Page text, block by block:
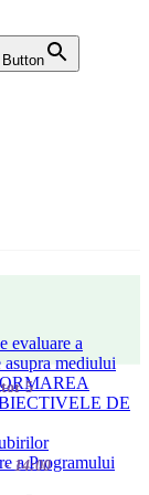
evaluare a
mediului
DE
a Programului
5
- 14:00